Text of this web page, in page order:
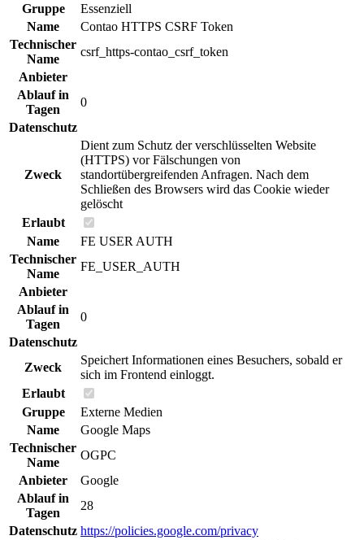
Gruppe
Essenziell
Name
Contao HTTPS CSRF Token
Technischer
Name
csrf_https-contao_csrf_token
Anbieter
Ablauf in
Tagen
0
Datenschutz
Zweck
Dient zum Schutz der verschlüsselten Website
(HTTPS) vor Fälschungen von
standortübergreifenden Anfragen. Nach dem
Schließen des Browsers wird das Cookie wieder
gelöscht
Erlaubt
Name
FE USER AUTH
Technischer
Name
FE_USER_AUTH
Anbieter
Ablauf in
Tagen
0
Datenschutz
Zweck
Speichert Informationen eines Besuchers, sobald er
sich im Frontend einloggt.
Erlaubt
Gruppe
Externe Medien
Name
Google Maps
Technischer
Name
OGPC
Anbieter
Google
Ablauf in
Tagen
28
Datenschutz https://policies.google.com/privacy